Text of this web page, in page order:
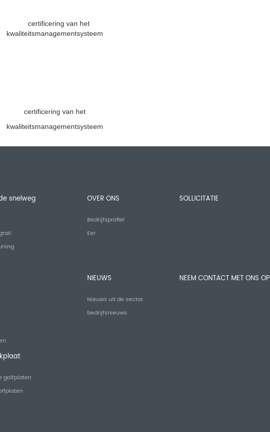
certificering van het
kwaliteitsmanagementsysteem
snelweg
golfplaten
OVER ONS
Bedrijfsprofiel
Eer
SOLLICITATIE
NIEUWS
Nieuws uit de sector
bedrijfsnieuws
NEEM CONTACT MET ONS OP